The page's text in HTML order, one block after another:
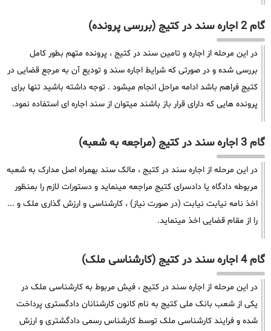
گام 2 اجاره سند در کتیج (بررسی پرونده)
در این مرحله از اجاره و تامین سند در کتیج ، پرونده متهم بطور کامل
بررسی شده و در صورتی که شرایط اجاره سند و تودیع آن به مرجع قضایی در
کتیج فراهم باشد ادامه مراحل انجام میشود . توجه داشته باشید تنها برای
پرونده هایی که دارای قرار باز باشند میتوان از سند اجاره ای استفاده نمود.
گام 3 اجاره سند در کتیج (مراجعه به شعبه)
در این مرحله از اجاره سند در کتیج ، مالک سند بهمراه اصل مدارک به شعبه
مربوطه دادگاه یا دادسرای کتیج مراجعه مینماید و دستورات لازم را بمنظور
اخذ نامه نیابت نیابت (در صورت نیاز) ، کارشناسی و ارزش گذاری ملک و ...
را از مقام قضایی اخذ مینماید.
گام 4 اجاره سند در کتیج (کارشناسی ملک)
در این مرحله از اجاره سند در کتیج ، فیش مربوط به کارشناسی ملک در
یکی از شعب بانک ملی کتیج به نام کانون کارشنانان دادگستری پرداخت
شده و فرایند کارشناسی ملک توسط کارشناس رسمی دادگشتری و ارزش